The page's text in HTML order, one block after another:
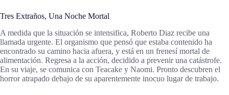
Tres Extraños, Una Noche Mortal
A medida que la situación se intensifica, Roberto Diaz recibe una
llamada urgente. El organismo que pensó que estaba contenido ha
encontrado su camino hacia afuera, y está en un frenesí mortal de
alimentación. Regresa a la acción, decidido a prevenir una catástrofe.
En su viaje, se comunica con Teacake y Naomi. Pronto descubren el
horror atrapado debajo de su aparentemente inocuo lugar de trabajo.